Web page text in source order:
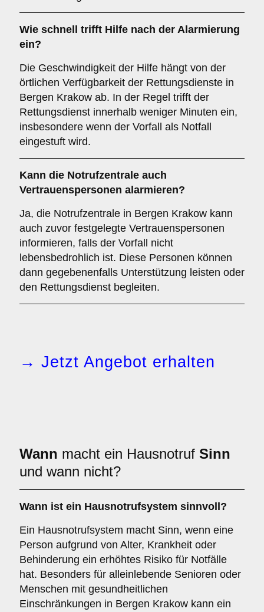
Wie schnell trifft Hilfe nach der Alarmierung
ein?
Die Geschwindigkeit der Hilfe hängt von der
örtlichen Verfügbarkeit der Rettungsdienste in
Bergen Krakow ab. In der Regel trifft der
Rettungsdienst innerhalb weniger Minuten ein,
insbesondere wenn der Vorfall als Notfall
eingestuft wird.
Kann die Notrufzentrale auch
Vertrauenspersonen alarmieren?
Ja, die Notrufzentrale in Bergen Krakow kann
auch zuvor festgelegte Vertrauenspersonen
informieren, falls der Vorfall nicht
lebensbedrohlich ist. Diese Personen können
dann gegebenenfalls Unterstützung leisten oder
den Rettungsdienst begleiten.
→ Jetzt Angebot erhalten
Wann macht ein Hausnotruf Sinn
und wann nicht?
Wann ist ein Hausnotrufsystem sinnvoll?
Ein Hausnotrufsystem macht Sinn, wenn eine
Person aufgrund von Alter, Krankheit oder
Behinderung ein erhöhtes Risiko für Notfälle
hat. Besonders für alleinlebende Senioren oder
Menschen mit gesundheitlichen
Einschränkungen in Bergen Krakow kann ein